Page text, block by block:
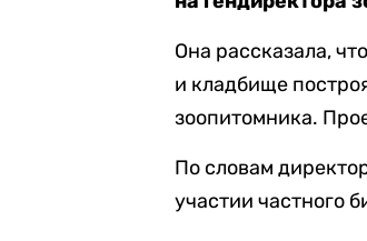
Она рассказала,
и кладбище
зоопитомника.
По словам
участии частного